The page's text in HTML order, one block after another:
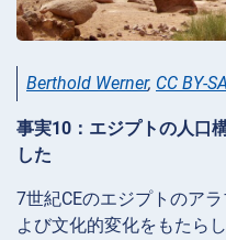
Berthold Werner, CC BY-
事実10：エジプトの人口
した
7世紀CEのエジプトのア
よび文化的変化をもたら